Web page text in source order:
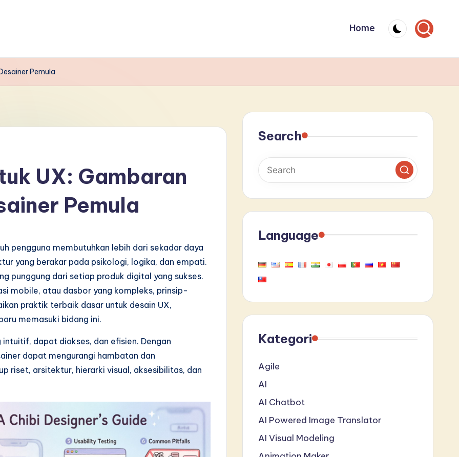
Home
Pemula
UX: Gambaran
Pemula
pengguna membutuhkan lebih dari sekadar daya
yang berakar pada psikologi, logika, dan empati.
punggung dari setiap produk digital yang sukses.
mobile, atau dasbor yang kompleks, prinsip-
praktik terbaik dasar untuk desain UX,
memasuki bidang ini.
dapat diakses, dan efisien. Dengan
dapat mengurangi hambatan dan
riset, arsitektur, hierarki visual, aksesibilitas, dan
Search
Language
Kategori
Agile
AI
AI Chatbot
AI Powered Image Translator
AI Visual Modeling